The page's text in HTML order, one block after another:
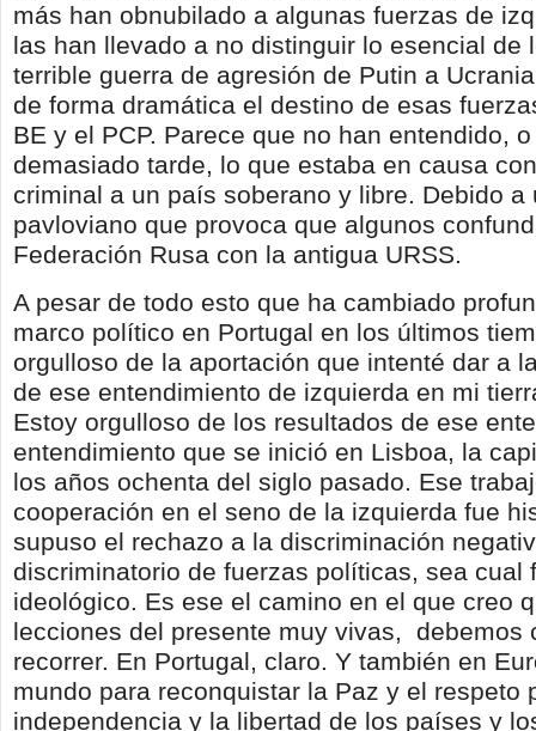
más han obnubilado a algunas fuerzas de
las han llevado a no distinguir lo esencial de
terrible guerra de agresión de Putin a
de forma dramática el destino de esas
BE y el PCP. Parece que no han entendido,
demasiado tarde, lo que estaba en causa
criminal a un país soberano y libre. Debido a
pavloviano que provoca que algunos
Federación Rusa con la antigua URSS.
A pesar de todo esto que ha cambiado
marco político en Portugal en los últimos
orgulloso de la aportación que intenté dar a
de ese entendimiento de izquierda en mi
Estoy orgulloso de los resultados de ese
entendimiento que se inició en Lisboa, la
los años ochenta del siglo pasado. Ese
cooperación en el seno de la izquierda fue
supuso el rechazo a la discriminación
discriminatorio de fuerzas políticas, sea cual
ideológico. Es ese el camino en el que creo
lecciones del presente muy vivas, debemos
recorrer. En Portugal, claro. Y también en
mundo para reconquistar la Paz y el respeto
independencia y la libertad de los países y